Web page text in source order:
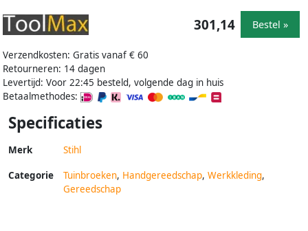
Verzendkosten: Gratis vanaf € 60
Retourneren: 14 dagen
Levertijd: Voor 22:45 besteld, volgende dag in huis
Betaalmethodes:
301,14 Bestel »
Specificaties
Merk Stihl
Categorie Tuinbroeken, Handgereedschap, Werkkleding,
Gereedschap